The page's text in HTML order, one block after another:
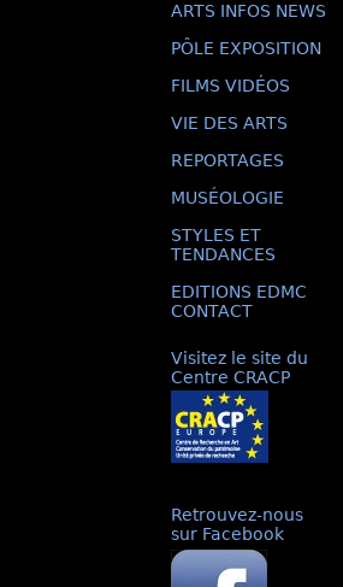
ARTS INFOS NEWS
PÔLE EXPOSITION
FILMS VIDÉOS
VIE DES ARTS
REPORTAGES
MUSÉOLOGIE
STYLES ET
TENDANCES
EDITIONS EDMC
CONTACT
Visitez le site du
Centre CRACP
Retrouvez-nous
sur Facebook